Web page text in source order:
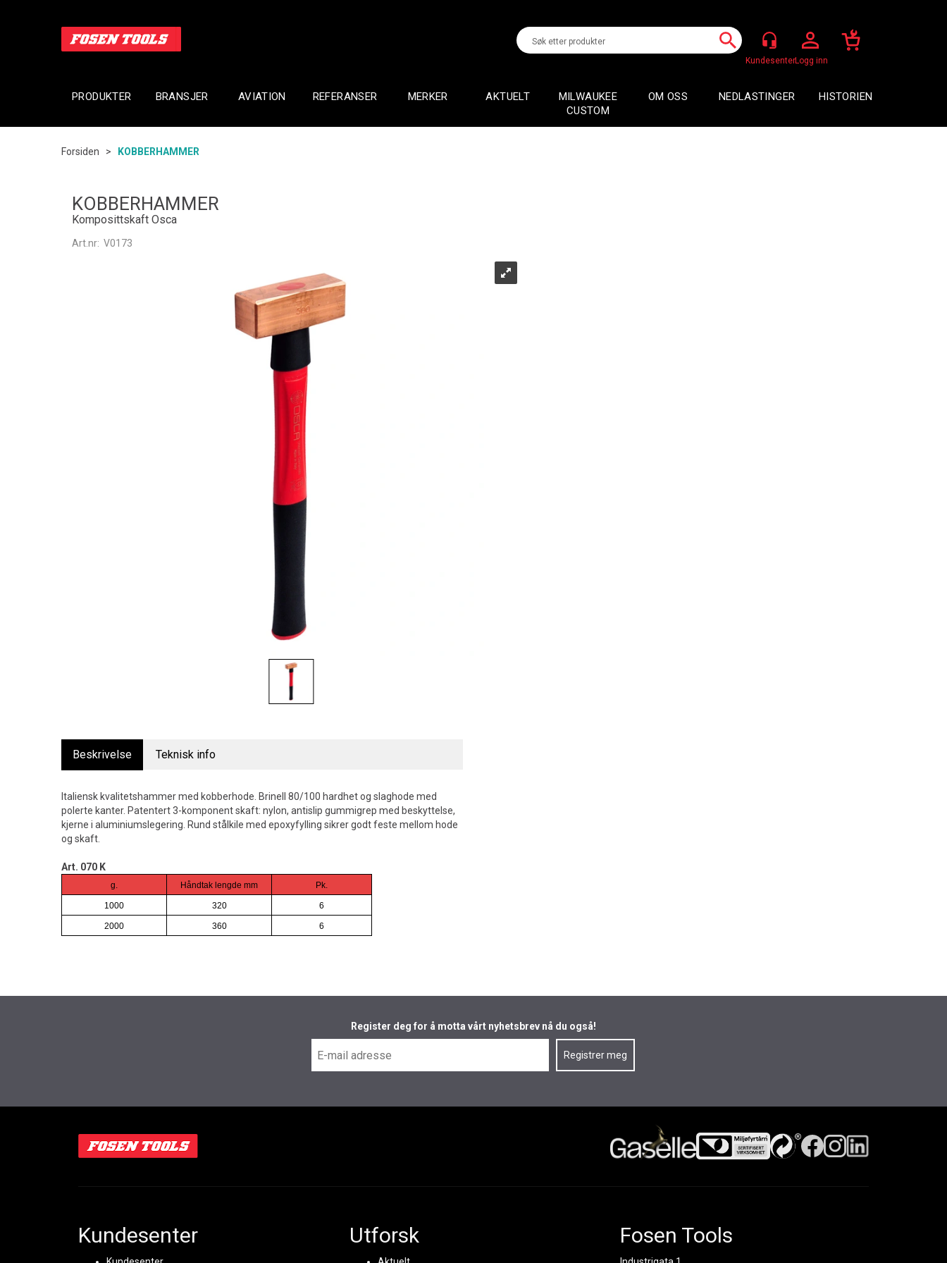
Logg inn
PRODUKTER BRANSJER AVIATION REFERANSER MERKER AKTUELT
MILWAUKEE
CUSTOM
OM OSS NEDLASTINGER HISTORIEN
Forsiden > KOBBERHAMMER
KOBBERHAMMER
Komposittskaft Osca
Art.nr: V0173
Beskrivelse Teknisk info
Italiensk kvalitetshammer med kobberhode. Brinell 80/100 hardhet og slaghode med
polerte kanter. Patentert 3-komponent skaft: nylon, antislip gummigrep med beskyttelse,
kjerne i aluminiumslegering. Rund stålkile med epoxyfylling sikrer godt feste mellom hode
og skaft.
Art. 070 K
g. Håndtak lengde mm Pk.
1000 320 6
2000 360 6
Register deg for å motta vårt nyhetsbrev nå du også!
Kundesenter Utforsk Fosen Tools